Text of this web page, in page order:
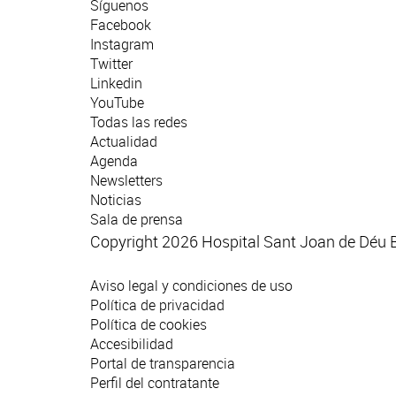
Síguenos
Facebook
Instagram
Twitter
Linkedin
YouTube
Todas las redes
Actualidad
Agenda
Newsletters
Noticias
Sala de prensa
Copyright 2026 Hospital Sant Joan de Déu
Aviso legal y condiciones de uso
Política de privacidad
Política de cookies
Accesibilidad
Portal de transparencia
Perfil del contratante